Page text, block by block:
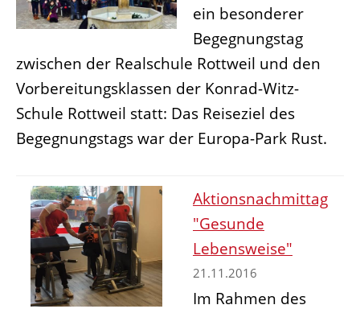
ein besonderer
Begegnungstag
zwischen der Realschule Rottweil und den
Vorbereitungsklassen der Konrad-Witz-
Schule Rottweil statt: Das Reiseziel des
Begegnungstags war der Europa-Park Rust.
Aktionsnachmittag
"Gesunde
Lebensweise"
21.11.2016
Im Rahmen des